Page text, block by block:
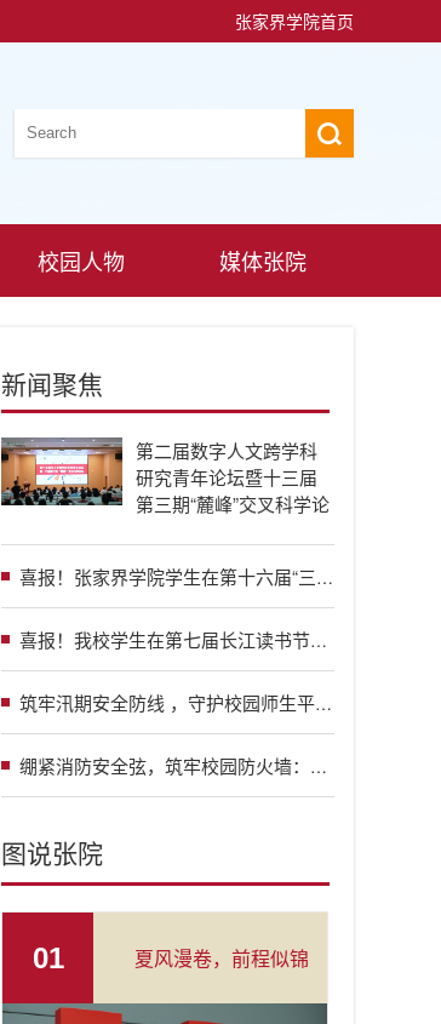
张家界学院首页
校园人物 媒体张院
新闻聚焦
第二届数字人文跨学科
研究青年论坛暨十三届
第三期“麓峰”交叉科学论
喜报！张家界学院学生在第十六届“三创赛”湖南省赛斩获两项一等奖
喜报！我校学生在第七届长江读书节讲书人大赛中成功晋级全国复赛
筑牢汛期安全防线 ，守护校园师生平安：张家界学院开展汛期安全工作现场视察
绷紧消防安全弦，筑牢校园防火墙：我校召开消防安全隐患专项整治专题工作会议
图说张院
01 夏风漫卷，前程似锦